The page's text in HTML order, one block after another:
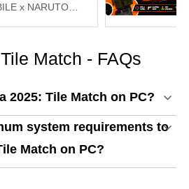
x NARUTO
Match - FAQs
2025: Tile Match on PC?
system requirements to
Match on PC?